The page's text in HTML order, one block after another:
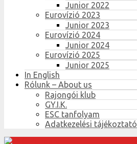
Junior 2022
Eurovízió 2023
Junior 2023
Eurovízió 2024
Junior 2024
Eurovízió 2025
Junior 2025
In English
Rólunk – About us
Rajongói klub
GY.I.K.
ESC tanfolyam
Adatkezelési tájékoztató